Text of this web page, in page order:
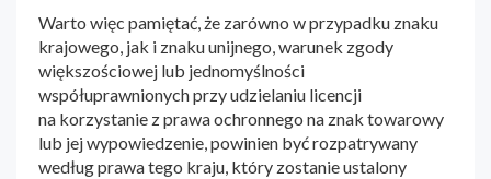
Warto więc pamiętać, że zarówno w przypadku znaku
krajowego, jak i znaku unijnego, warunek zgody
większościowej lub jednomyślności
współuprawnionych przy udzielaniu licencji
na korzystanie z prawa ochronnego na znak towarowy
lub jej wypowiedzenie, powinien być rozpatrywany
według prawa tego kraju, który zostanie ustalony